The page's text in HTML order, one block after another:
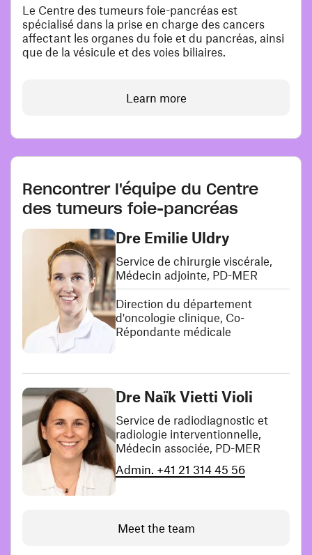
Le Centre des tumeurs foie-pancréas est
spécialisé dans la prise en charge des cancers
affectant les organes du foie et du pancréas, ainsi
que de la vésicule et des voies biliaires.
Learn more
Rencontrer l'équipe du Centre
des tumeurs foie-pancréas
Dre Emilie Uldry
Service de chirurgie viscérale,
Médecin adjointe, PD-MER
Direction du département
d'oncologie clinique, Co-
Répondante médicale
Dre Naïk Vietti Violi
Service de radiodiagnostic et
radiologie interventionnelle,
Médecin associée, PD-MER
Admin. +41 21 314 45 56
Meet the team